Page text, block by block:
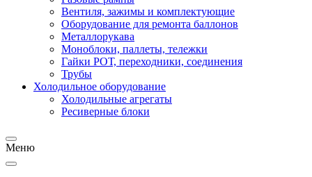
Вентиля, зажимы и комплектующие
Оборудование для ремонта баллонов
Металлорукава
Моноблоки, паллеты, тележки
Гайки РОТ, переходники, соединения
Трубы
Холодильное оборудование
Холодильные агрегаты
Ресиверные блоки
Меню